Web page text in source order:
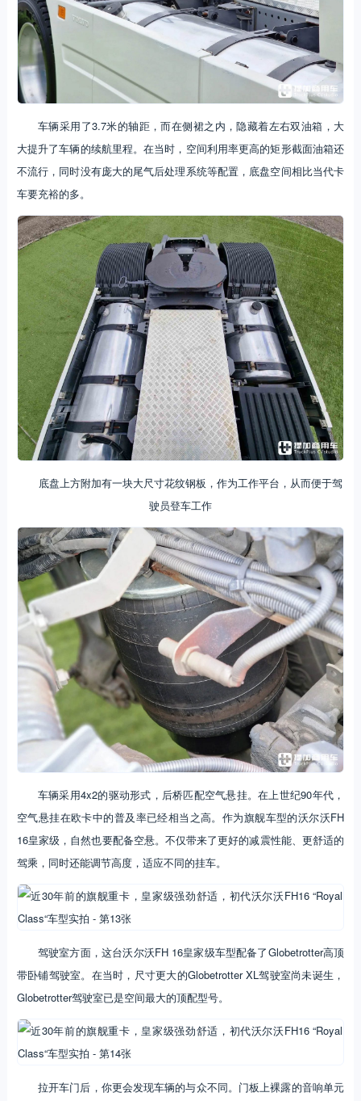
车辆采用了3.7米的轴距，而在侧裙之内，隐藏着左右双油箱，大
大提升了车辆的续航里程。在当时，空间利用率更高的矩形截面油箱还
不流行，同时没有庞大的尾气后处理系统等配置，底盘空间相比当代卡
车要充裕的多。
底盘上方附加有一块大尺寸花纹钢板，作为工作平台，从而便于驾
驶员登车工作
车辆采用4x2的驱动形式，后桥匹配空气悬挂。在上世纪90年代，
空气悬挂在欧卡中的普及率已经相当之高。作为旗舰车型的沃尔沃FH
16皇家级，自然也要配备空悬。不仅带来了更好的减震性能、更舒适的
驾乘，同时还能调节高度，适应不同的挂车。
驾驶室方面，这台沃尔沃FH 16皇家级车型配备了Globetrotter高顶
带卧铺驾驶室。在当时，尺寸更大的Globetrotter XL驾驶室尚未诞生，
Globetrotter驾驶室已是空间最大的顶配型号。
拉开车门后，你更会发现车辆的与众不同。门板上裸露的音响单元